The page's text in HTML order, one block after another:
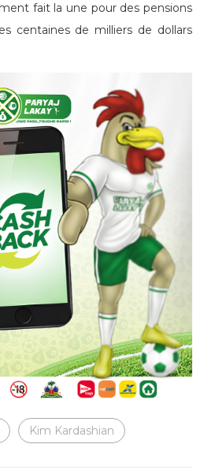
fait la une pour des pensions
centaines de milliers de dollars
Kim Kardashian